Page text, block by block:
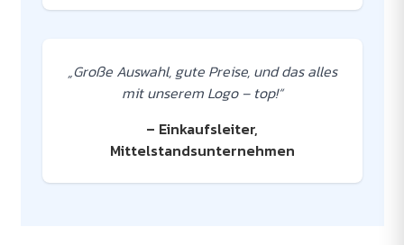
„Große Auswahl, gute Preise, und das alles
mit unserem Logo – top!“
– Einkaufsleiter,
Mittelstandsunternehmen